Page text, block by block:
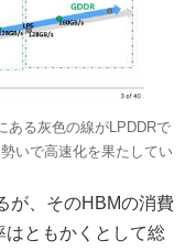
ある灰色の線がLPDDRで
いで高速化を果たしてい
が、そのHBMの消費
はともかくとして総